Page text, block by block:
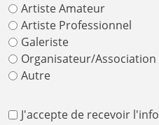
Artiste Amateur
Artiste Professionnel
Galeriste
Organisateur/Association
Autre
J'accepte de recevoir